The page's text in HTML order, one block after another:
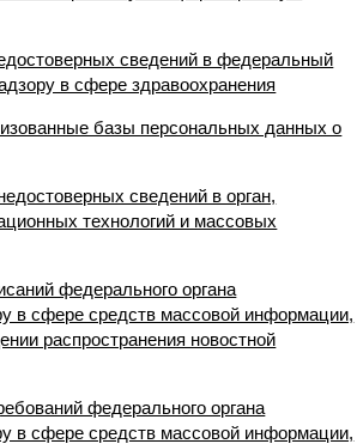
сведений в федеральный
в сфере здравоохранения
базы персональных данных о
сведений в орган,
технологий и массовых
федерального органа
в сфере средств массовой информации,
распространения новостной
федерального органа
в сфере средств массовой информации,